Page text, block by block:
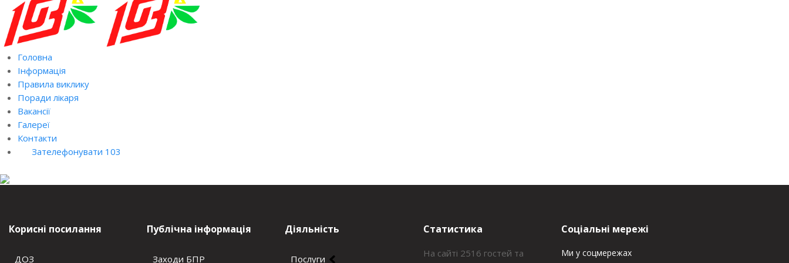
Головна
Інформація
Правила виклику
Поради лікаря
Вакансії
Галереї
Контакти
Зателефонувати 103
Корисні посилання
ДОЗ
Публічна інформація
Заходи БПР
Діяльність
Послуги
Статистика
На сайті 2516 гостей та
Соціальні мережі
Ми у соцмережах